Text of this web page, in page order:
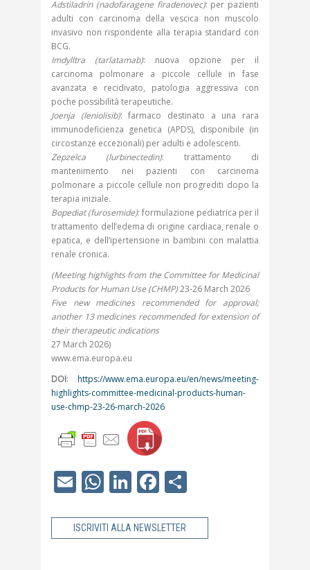
Adstiladrin (nadofaragene firadenovec): per pazienti
adulti con carcinoma della vescica non muscolo
invasivo non rispondente alla terapia standard con
BCG.
Imdylltra (tarlatamab): nuova opzione per il
carcinoma polmonare a piccole cellule in fase
avanzata e recidivato, patologia aggressiva con
poche possibilità terapeutiche.
Joenja (leniolisib): farmaco destinato a una rara
immunodeficienza genetica (APDS), disponibile (in
circostanze eccezionali) per adulti e adolescenti.
Zepzelca (lurbinectedin): trattamento di
mantenimento nei pazienti con carcinoma
polmonare a piccole cellule non progrediti dopo la
terapia iniziale.
Bopediat (furosemide): formulazione pediatrica per il
trattamento dell’edema di origine cardiaca, renale o
epatica, e dell’ipertensione in bambini con malattia
renale cronica.
(Meeting highlights from the Committee for Medicinal
Products for Human Use (CHMP)23-26 March 2026
Five new medicines recommended for approval;
another 13 medicines recommended for extension of
their therapeutic indications
27 March 2026)
www.ema.europa.eu
DOI: https://www.ema.europa.eu/en/news/meeting-
highlights-committee-medicinal-products-human-
use-chmp-23-26-march-2026
EmailWhatsApp
LinkedIn
Facebook
ISCRIVITI ALLA NEWSLETTER